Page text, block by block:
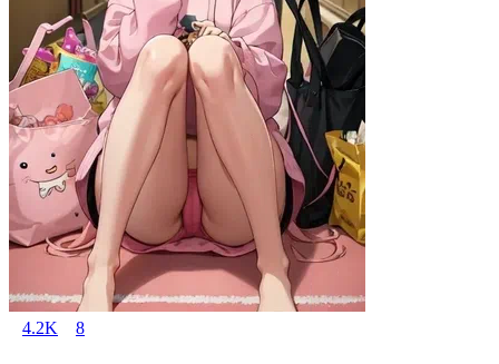
4.2K 8